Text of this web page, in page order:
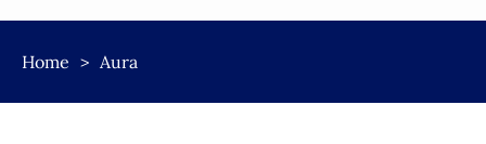
Home > Aura